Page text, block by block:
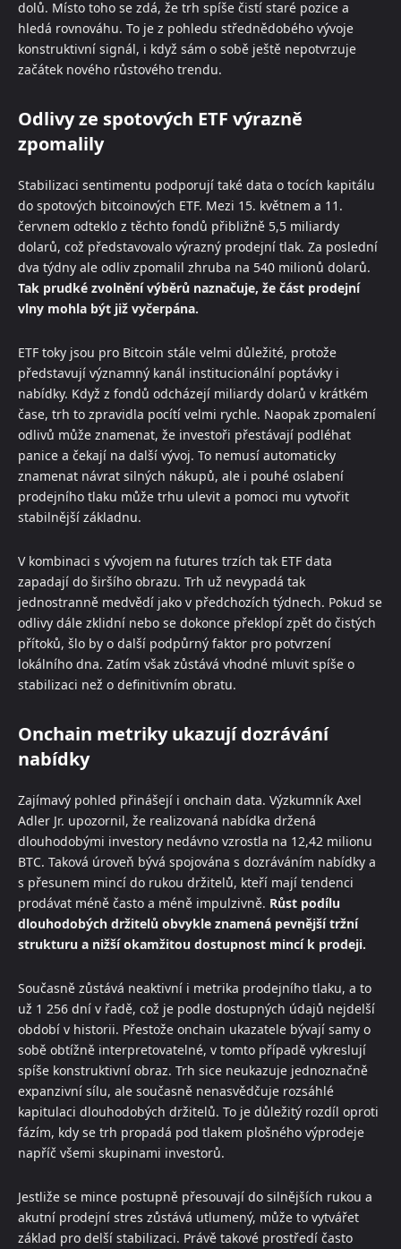
dolů. Místo toho se zdá, že trh spíše čistí staré pozice a
hledá rovnováhu. To je z pohledu střednědobého vývoje
konstruktivní signál, i když sám o sobě ještě nepotvrzuje
začátek nového růstového trendu.
Odlivy ze spotových ETF výrazně
zpomalily
Stabilizaci sentimentu podporují také data o tocích kapitálu
do spotových bitcoinových ETF. Mezi 15. květnem a 11.
červnem odteklo z těchto fondů přibližně 5,5 miliardy
dolarů, což představovalo výrazný prodejní tlak. Za poslední
dva týdny ale odliv zpomalil zhruba na 540 milionů dolarů.
Tak prudké zvolnění výběrů naznačuje, že část prodejní
vlny mohla být již vyčerpána.
ETF toky jsou pro Bitcoin stále velmi důležité, protože
představují významný kanál institucionální poptávky i
nabídky. Když z fondů odcházejí miliardy dolarů v krátkém
čase, trh to zpravidla pocítí velmi rychle. Naopak zpomalení
odlivů může znamenat, že investoři přestávají podléhat
panice a čekají na další vývoj. To nemusí automaticky
znamenat návrat silných nákupů, ale i pouhé oslabení
prodejního tlaku může trhu ulevit a pomoci mu vytvořit
stabilnější základnu.
V kombinaci s vývojem na futures trzích tak ETF data
zapadají do širšího obrazu. Trh už nevypadá tak
jednostranně medvědí jako v předchozích týdnech. Pokud se
odlivy dále zklidní nebo se dokonce překlopí zpět do čistých
přítoků, šlo by o další podpůrný faktor pro potvrzení
lokálního dna. Zatím však zůstává vhodné mluvit spíše o
stabilizaci než o definitivním obratu.
Onchain metriky ukazují dozrávání
nabídky
Zajímavý pohled přinášejí i onchain data. Výzkumník Axel
Adler Jr. upozornil, že realizovaná nabídka držená
dlouhodobými investory nedávno vzrostla na 12,42 milionu
BTC. Taková úroveň bývá spojována s dozráváním nabídky a
s přesunem mincí do rukou držitelů, kteří mají tendenci
prodávat méně často a méně impulzivně. Růst podílu
dlouhodobých držitelů obvykle znamená pevnější tržní
strukturu a nižší okamžitou dostupnost mincí k prodeji.
Současně zůstává neaktivní i metrika prodejního tlaku, a to
už 1 256 dní v řadě, což je podle dostupných údajů nejdelší
období v historii. Přestože onchain ukazatele bývají samy o
sobě obtížně interpretovatelné, v tomto případě vykreslují
spíše konstruktivní obraz. Trh sice neukazuje jednoznačně
expanzivní sílu, ale současně nenasvědčuje rozsáhlé
kapitulaci dlouhodobých držitelů. To je důležitý rozdíl oproti
fázím, kdy se trh propadá pod tlakem plošného výprodeje
napříč všemi skupinami investorů.
Jestliže se mince postupně přesouvají do silnějších rukou a
akutní prodejní stres zůstává utlumený, může to vytvářet
základ pro delší stabilizaci. Právě takové prostředí často